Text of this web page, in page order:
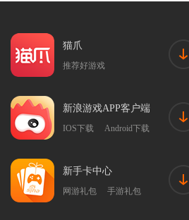
猫爪
推荐好游戏
新浪游戏APP客户端
IOS下载 Android下载
新手卡中心
网游礼包 手游礼包